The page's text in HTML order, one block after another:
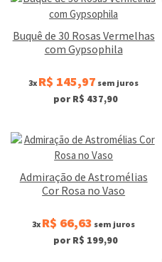
Buquê de 30 Rosas Vermelhas
com Gypsophila
3x R$ 145,97 sem juros
por R$ 437,90
Admiração de Astromélias
Cor Rosa no Vaso
3x R$ 66,63 sem juros
por R$ 199,90